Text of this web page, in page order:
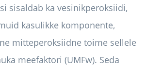
sisaldab ka vesinikperoksiidi,
kasulikke komponente,
mitteperoksiidne toime sellele
meefaktori (UMFw). Seda